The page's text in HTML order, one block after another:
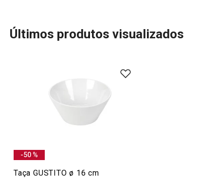
Mais Vendidos
Mesa
Últimos produtos visualizados
-50 %
Taça GUSTITO ø 16 cm